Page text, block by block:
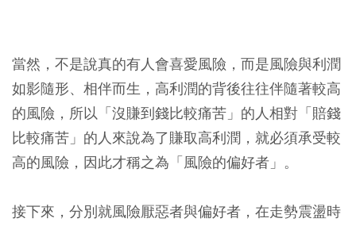
當然，不是說真的有人會喜愛風險，而是風險與利潤
如影隨形、相伴而生，高利潤的背後往往伴隨著較高
的風險，所以「沒賺到錢比較痛苦」的人相對「賠錢
比較痛苦」的人來說為了賺取高利潤，就必須承受較
高的風險，因此才稱之為「風險的偏好者」。
接下來，分別就風險厭惡者與偏好者，在走勢震盪時